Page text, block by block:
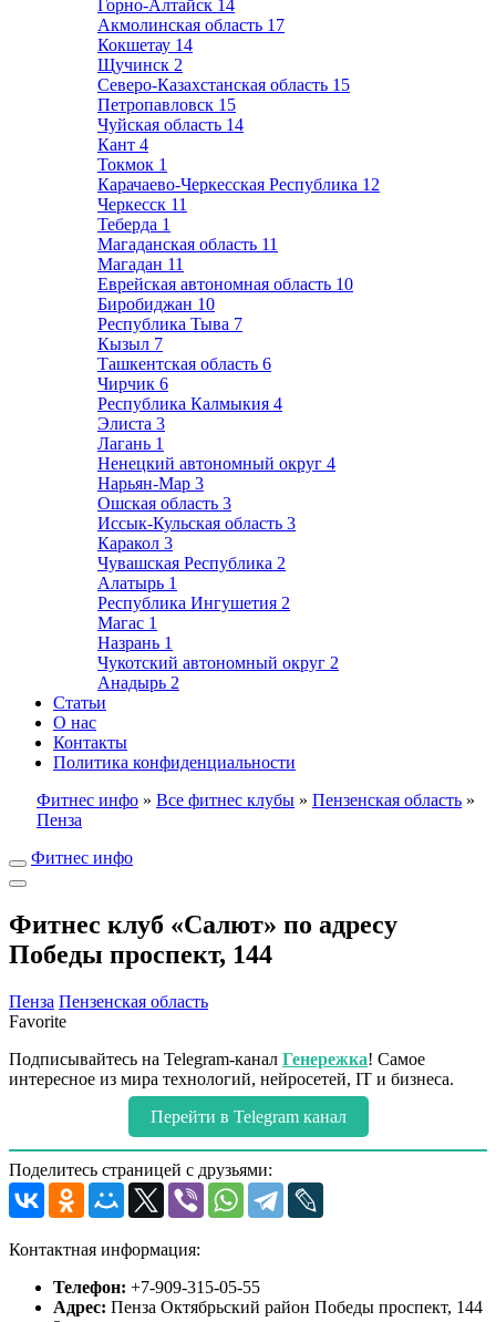
Горно-Алтайск 14
Акмолинская область 17
Кокшетау 14
Щучинск 2
Северо-Казахстанская область 15
Петропавловск 15
Чуйская область 14
Кант 4
Токмок 1
Карачаево-Черкесская Республика 12
Черкесск 11
Теберда 1
Магаданская область 11
Магадан 11
Еврейская автономная область 10
Биробиджан 10
Республика Тыва 7
Кызыл 7
Ташкентская область 6
Чирчик 6
Республика Калмыкия 4
Элиста 3
Лагань 1
Ненецкий автономный округ 4
Нарьян-Мар 3
Ошская область 3
Иссык-Кульская область 3
Каракол 3
Чувашская Республика 2
Алатырь 1
Республика Ингушетия 2
Магас 1
Назрань 1
Чукотский автономный округ 2
Анадырь 2
Статьи
О нас
Контакты
Политика конфиденциальности
Фитнес инфо » Все фитнес клубы » Пензенская область »
Пенза
Фитнес инфо
Фитнес клуб «Салют» по адресу
Победы проспект, 144
Пенза Пензенская область
Favorite
Подписывайтесь на Telegram-канал Генережка! Самое
интересное из мира технологий, нейросетей, IT и бизнеса.
Перейти в Telegram канал
Поделитесь страницей с друзьями:
Контактная информация:
Телефон: +7-909-315-05-55
Адрес: Пенза Октябрьский район Победы проспект, 144